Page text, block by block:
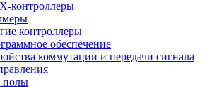
контроллеры
контроллеры
обеспечение
коммутации и передачи сигнала
полы